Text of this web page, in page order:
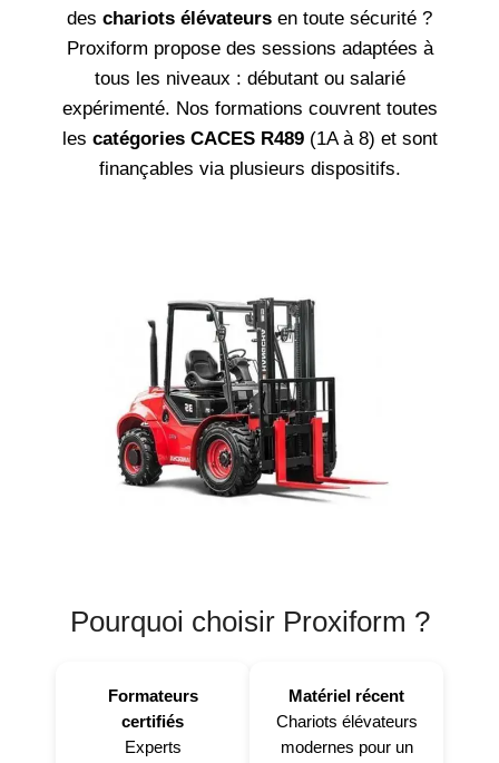
des chariots élévateurs en toute sécurité ?
Proxiform propose des sessions adaptées à
tous les niveaux : débutant ou salarié
expérimenté. Nos formations couvrent toutes
les catégories CACES R489(1A à 8) et sont
finançables via plusieurs dispositifs.
Pourquoi choisir Proxiform ?
Formateurs
certifiés
Experts
Matériel récent
Chariots élévateurs
modernes pour un